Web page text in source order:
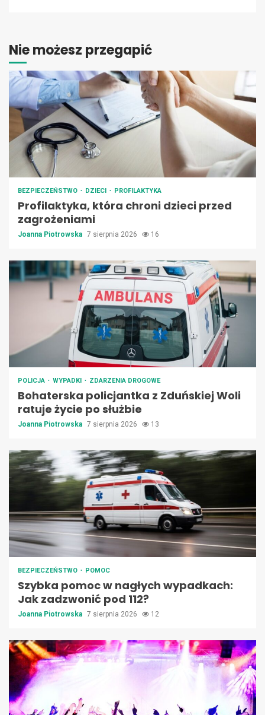
Nie możesz przegapić
BEZPIECZEŃSTWO DZIECI PROFILAKTYKA
Profilaktyka, która chroni dzieci przed
zagrożeniami
Joanna Piotrowska 7 sierpnia 2026 16
POLICJA WYPADKI ZDARZENIA DROGOWE
Bohaterska policjantka z Zduńskiej Woli
ratuje życie po służbie
Joanna Piotrowska 7 sierpnia 2026 13
BEZPIECZEŃSTWO POMOC
Szybka pomoc w nagłych wypadkach:
Jak zadzwonić pod 112?
Joanna Piotrowska 7 sierpnia 2026 12